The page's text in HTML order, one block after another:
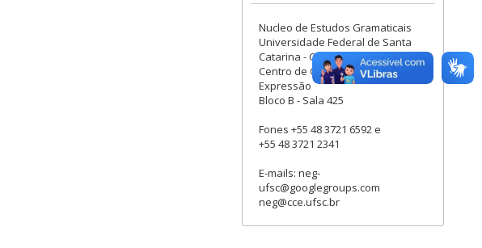
Nucleo de Estudos Gramaticais
Universidade Federal de Santa
Catarina - Campus Trindade
Centro de Comunicação e
Expressão
Bloco B - Sala 425
Fones +55 48 3721 6592 e
+55 48 3721 2341
E-mails: neg-
ufsc@googlegroups.com
neg@cce.ufsc.br